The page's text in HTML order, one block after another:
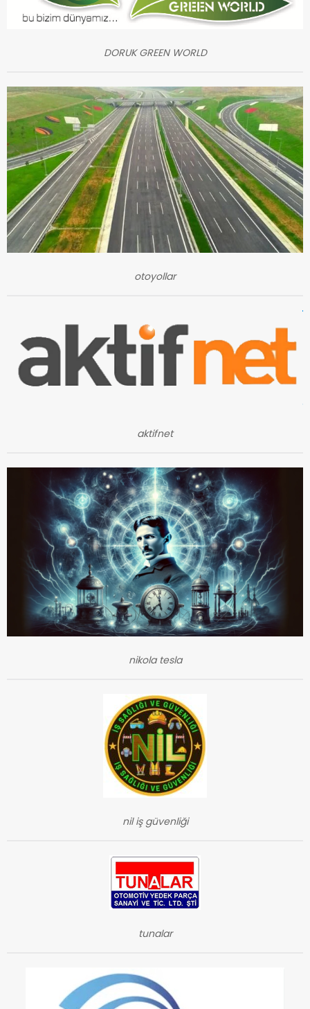
DORUK GREEN WORLD
otoyollar
aktifnet
nikola tesla
nil iş güvenliği
tunalar